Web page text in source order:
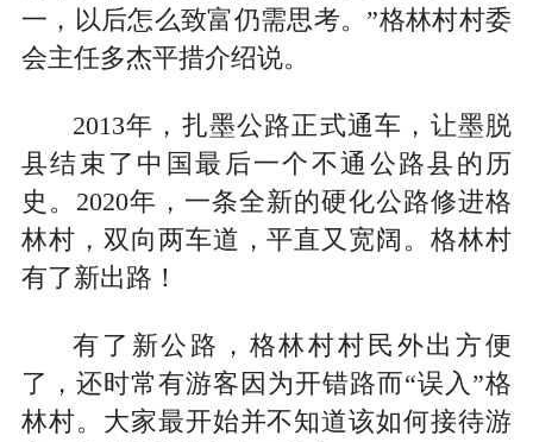
一，以后怎么致富仍需思考。”格林村村委
会主任多杰平措介绍说。
2013年，扎墨公路正式通车，让墨脱
县结束了中国最后一个不通公路县的历
史。2020年，一条全新的硬化公路修进格
林村，双向两车道，平直又宽阔。格林村
有了新出路！
有了新公路，格林村村民外出方便
了，还时常有游客因为开错路而“误入”格
林村。大家最开始并不知道该如何接待游